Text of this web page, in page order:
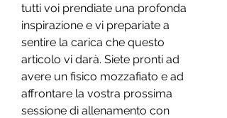
tutti voi prendiate una profonda
inspirazione e vi prepariate a
sentire la carica che questo
articolo vi darà. Siete pronti ad
avere un fisico mozzafiato e ad
affrontare la vostra prossima
sessione di allenamento con